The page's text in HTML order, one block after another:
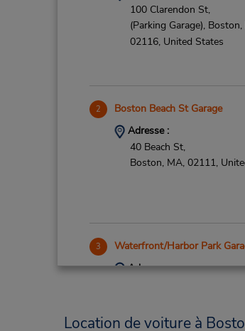
100 Clarendon St,
(Parking Garage), Boston,
02116, United States
2 Boston Beach St Garage
Adresse :
40 Beach St,
Boston, MA, 02111,
3 Waterfront/Harbor Park
Adresse :
02110,
United States
Location de voiture à